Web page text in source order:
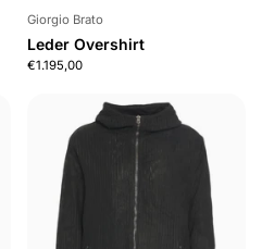
Giorgio Brato
Leder Overshirt
€1.195,00